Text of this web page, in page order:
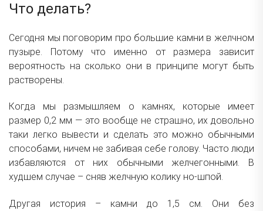
Что делать?
Сегодня мы поговорим про большие камни в желчном
пузыре. Потому что именно от размера зависит
вероятность на сколько они в принципе могут быть
растворены.
Когда мы размышляем о камнях, которые имеет
размер 0,2 мм — это вообще не страшно, их довольно
таки легко вывести и сделать это можно обычными
способами, ничем не забивая себе голову. Часто люди
избавляются от них обычными желчегонными. В
худшем случае – сняв желчную колику но-шпой.
Другая история – камни до 1,5 см. Они без